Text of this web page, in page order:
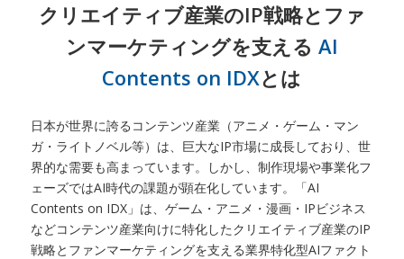
クリエイティブ産業のIP戦略とファ
ンマーケティングを支える AI
Contents on IDXとは
日本が世界に誇るコンテンツ産業（アニメ・ゲーム・マン
ガ・ライトノベル等）は、巨大なIP市場に成長しており、世
界的な需要も高まっています。しかし、制作現場や事業化フ
ェーズではAI時代の課題が顕在化しています。「AI
Contents on IDX」は、ゲーム・アニメ・漫画・IPビジネス
などコンテンツ産業向けに特化したクリエイティブ産業のIP
戦略とファンマーケティングを支える業界特化型AIファクト